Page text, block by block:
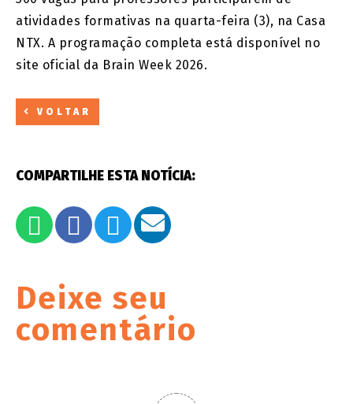
atividades formativas na quarta-feira (3), na Casa
NTX. A programação completa está disponível no
site oficial da Brain Week 2026.
VOLTAR
COMPARTILHE ESTA NOTÍCIA:
Deixe seu
comentário